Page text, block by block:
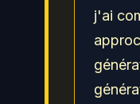
j'ai